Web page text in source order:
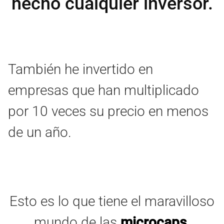
También he invertido en
empresas que han multiplicado
por 10 veces su precio en menos
de un año.
Esto es lo que tiene el maravilloso